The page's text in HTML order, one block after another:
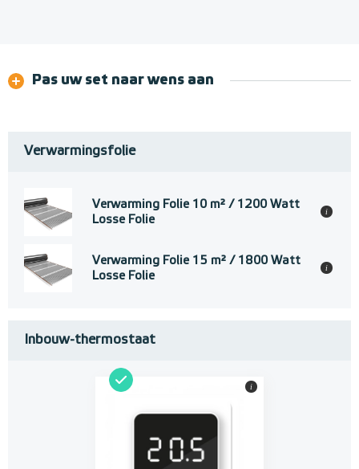
Pas uw set naar wens aan
Verwarmingsfolie
Verwarming Folie 10 m² / 1200 Watt
Losse Folie
i
Verwarming Folie 15 m² / 1800 Watt
Losse Folie
i
Inbouw-thermostaat
i